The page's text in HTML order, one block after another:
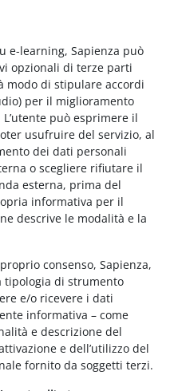
e-learning, Sapienza può
opzionali di terze parti
modo di stipulare accordi
per il miglioramento
può esprimere il
usufruire del servizio, al
dei dati personali
o scegliere rifiutare il
esterna, prima del
informativa per il
descrive le modalità e la
consenso, Sapienza,
tipologia di strumento
e/o ricevere i dati
informativa – come
e descrizione del
e dell’utilizzo del
fornito da soggetti terzi.